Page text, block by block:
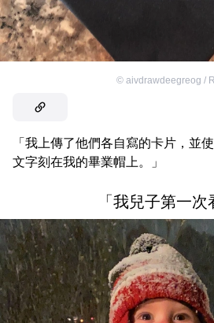
© aivdrawdeegreog /
「我上傳了他們各自寫的卡片，並
文字刻在我的畢業帽上。」
「我兒子第一次